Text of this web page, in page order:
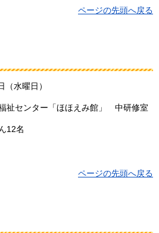
ページの先頭へ戻る
（水曜日）
祉センター「ほほえみ館」 中研修室
12名
ページの先頭へ戻る